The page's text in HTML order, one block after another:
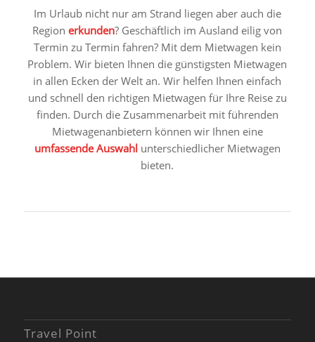
Im Urlaub nicht nur am Strand liegen aber auch die
Regionerkunden? Geschäftlich im Ausland eilig von
Termin zu Termin fahren? Mit dem Mietwagen kein
Problem. Wir bieten Ihnen die günstigsten Mietwagen
in allen Ecken der Welt an. Wir helfen Ihnen einfach
und schnell den richtigen Mietwagen für Ihre Reise zu
finden. Durch die Zusammenarbeit mit führenden
Mietwagenanbietern können wir Ihnen eine
umfassende Auswahlunterschiedlicher Mietwagen
bieten.
Travel Point